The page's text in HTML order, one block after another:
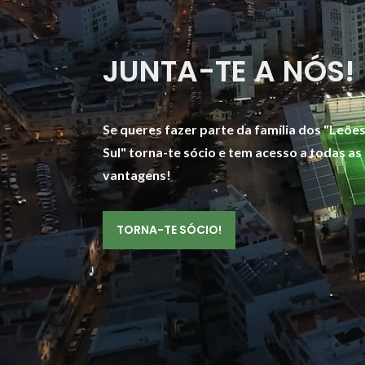
JUNTA-TE A NÓS!
Se queres fazer parte da família dos
Sul" torna-te sócio e tem acesso a todas as
vantagens!
TORNA-TE SÓCIO!